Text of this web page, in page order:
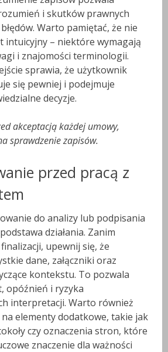
i skutków prawnych
Warto pamiętać, że nie
intuicyjny – niektóre wymagają
i znajomości terminologii.
sprawia, że użytkownik
się pewniej i podejmuje
decyzje.
akceptacją każdej umowy,
sprawdzenie zapisów.
przed pracą z
do analizy lub podpisania
działania. Zanim
upewnij się, że
dane, załączniki oraz
kontekstu. To pozwala
opóźnień i ryzyka
interpretacji. Warto również
elementy dodatkowe, takie jak
czy oznaczenia stron, które
znaczenie dla ważności